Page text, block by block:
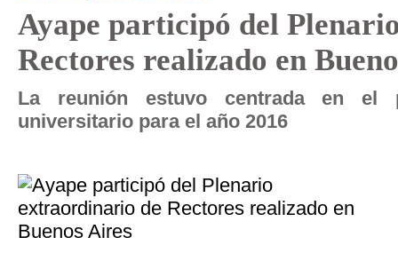
Ayape participó del
Rectores realizado en
La reunión estuvo centrada en el
universitario para el año 2016